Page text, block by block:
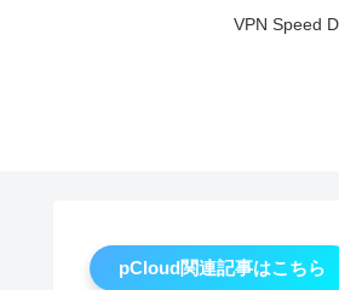
VPN Speed
pCloud関連記事はこちら